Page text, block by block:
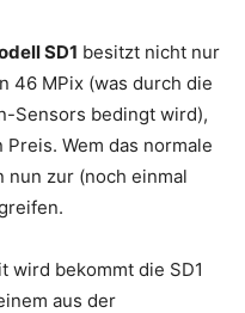
SD1 besitzt nicht nur
46 MPix (was durch die
Sensors bedingt wird),
Wem das normale
nun zur (noch einmal
wird bekommt die SD1
aus der